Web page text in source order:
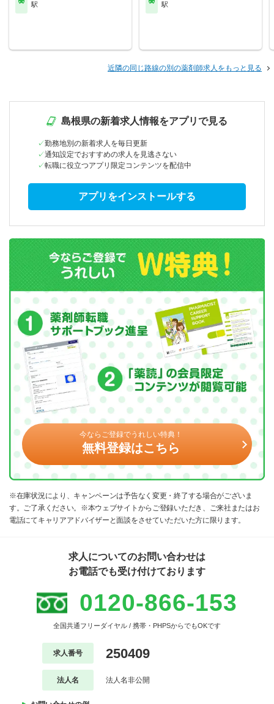
駅
駅
近隣の同じ路線の別の薬剤師求人をもっと見る
島根県の新着求人情報をアプリで見る
勤務地別の新着求人を毎日更新
通知設定でおすすめの求人を見逃さない
転職に役立つアプリ限定コンテンツを配信中
アプリをインストールする
今ならご登録でうれしい特典！
無料登録はこちら
※在庫状況により、キャンペーンは予告なく変更・終了する場合がございま
す。ご了承ください。※本ウェブサイトからご登録いただき、ご来社またはお
電話にてキャリアアドバイザーと面談をさせていただいた方に限ります。
求人についてのお問い合わせは
お電話でも受け付けております
0120-866-153
全国共通フリーダイヤル / 携帯・PHPSからでもOKです
求人番号 250409
法人名 法人名非公開